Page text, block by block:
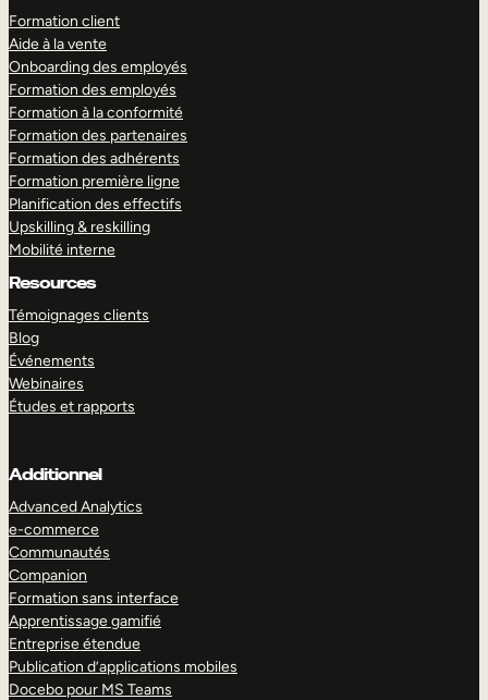
Formation client
Aide à la vente
Onboarding des employés
Formation des employés
Formation à la conformité
Formation des partenaires
Formation des adhérents
Formation première ligne
Planification des effectifs
Upskilling & reskilling
Mobilité interne
Resources
Témoignages clients
Blog
Événements
Webinaires
Études et rapports
Additionnel
Advanced Analytics
e-commerce
Communautés
Companion
Formation sans interface
Apprentissage gamifié
Entreprise étendue
Publication d’applications mobiles
Docebo pour MS Teams